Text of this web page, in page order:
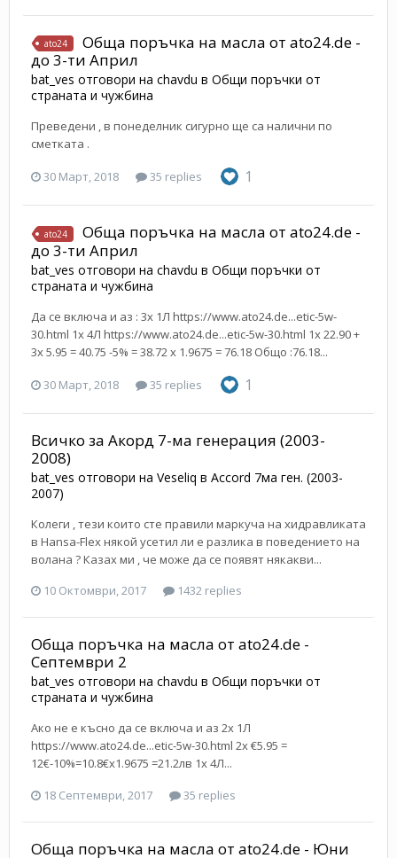
ato24
Обща поръчка на масла от ato24.de -
до 3-ти Април
bat_ves отговори на chavdu в Общи поръчки от
страната и чужбина
Преведени , в понеделник сигурно ще са налични по
сметката .
30 Март, 2018 35 replies 1
ato24
Обща поръчка на масла от ato24.de -
до 3-ти Април
bat_ves отговори на chavdu в Общи поръчки от
страната и чужбина
Да се включа и аз : 3x 1Л https://www.ato24.de...etic-5w-
30.html 1х 4Л https://www.ato24.de...etic-5w-30.html 1х 22.90 +
3x 5.95 = 40.75 -5% = 38.72 x 1.9675 = 76.18 Общо :76.18...
30 Март, 2018 35 replies 1
Всичко за Акорд 7-ма генерация (2003-
2008)
bat_ves отговори на Veseliq в Accord 7ма ген. (2003-
2007)
Колеги , тези които сте правили маркуча на хидравликата
в Hansa-Flex някой усетил ли е разлика в поведението на
волана ? Казах ми , че може да се появят някакви...
10 Октомври, 2017
1432 replies
Обща поръчка на масла от ato24.de -
Септември 2
bat_ves отговори на chavdu в Общи поръчки от
страната и чужбина
Ако не е късно да се включа и аз 2x 1Л
https://www.ato24.de...etic-5w-30.html 2x €5.95 =
12€-10%=10.8€x1.9675 =21.2лв 1х 4Л...
18 Септември, 2017
35 replies
Обща поръчка на масла от ato24.de - Юни